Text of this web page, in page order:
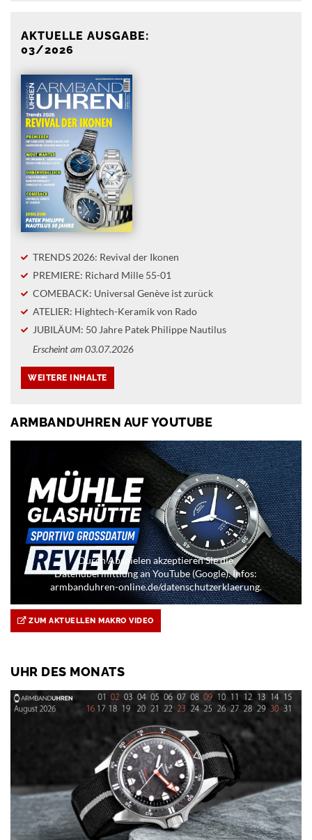
AKTUELLE AUSGABE:
03/2026
TRENDS 2026: Revival der Ikonen
PREMIERE: Richard Mille 55-01
COMEBACK: Universal Genève ist zurück
ATELIER: Hightech-Keramik von Rado
JUBILÄUM: 50 Jahre Patek Philippe Nautilus
Erscheint am 03.07.2026
ARMBANDUHREN AUF YOUTUBE
Durch Abspielen akzeptieren Sie die
Datenübermittlung an YouTube (Google). Infos:
armbanduhren-online.de/datenschutzerklaerung.
ZUM AKTUELLEN MAKRO VIDEO
UHR DES MONATS